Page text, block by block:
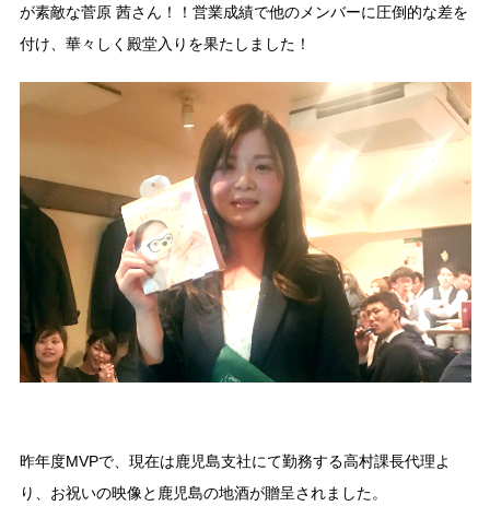
が素敵な菅原 茜さん！！営業成績で他のメンバーに圧倒的な差を
付け、華々しく殿堂入りを果たしました！
昨年度MVPで、現在は鹿児島支社にて勤務する高村課長代理よ
り、お祝いの映像と鹿児島の地酒が贈呈されました。